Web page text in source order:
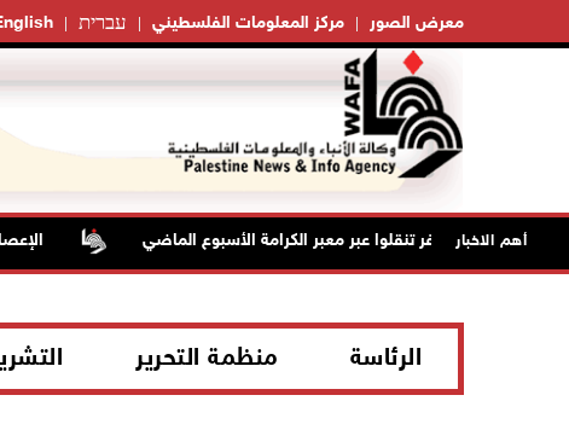
עברית مركز المعلومات الفلسطيني معرض الصور
أهم الاخبار الإعصار
الرئاسة منظمة التحرير